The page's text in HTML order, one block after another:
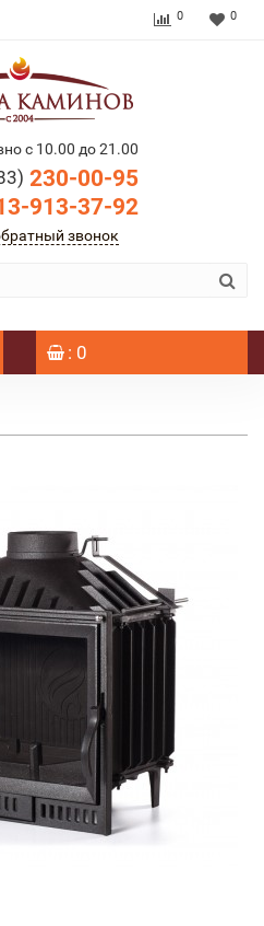
0 0
с 10.00 до 21.00
230-00-95
913-37-92
звонок
: 0